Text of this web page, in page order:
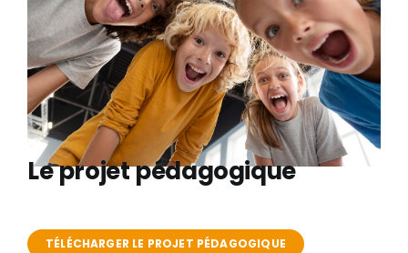
Le projet pédagogique
TÉLÉCHARGER LE PROJET PÉDAGOGIQUE